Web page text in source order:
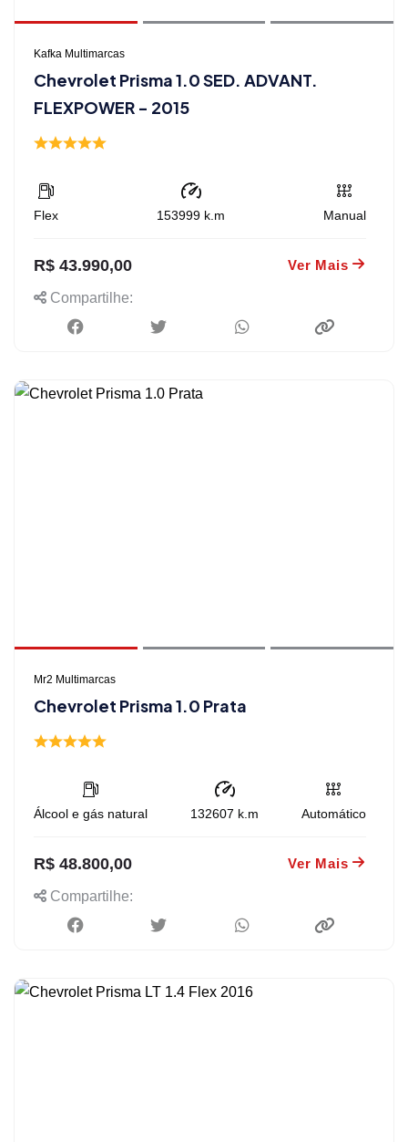
Kafka Multimarcas
Chevrolet Prisma 1.0 SED. ADVANT.
FLEXPOWER - 2015
Flex 153999 k.m Manual
R$ 43.990,00 Ver Mais
Compartilhe:
Mr2 Multimarcas
Chevrolet Prisma 1.0 Prata
Álcool e gás natural 132607 k.m Automático
R$ 48.800,00 Ver Mais
Compartilhe: